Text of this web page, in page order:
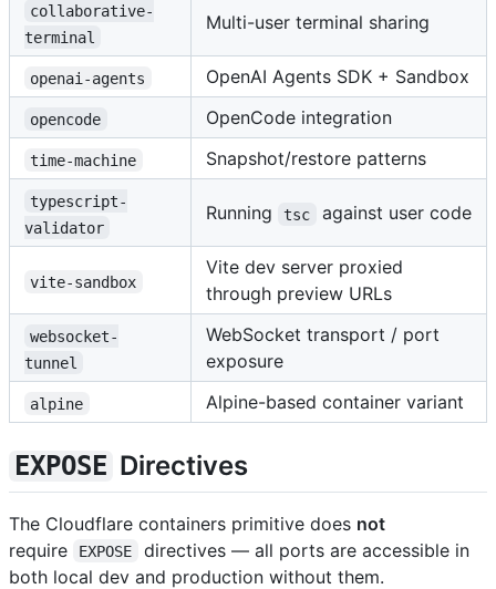
collaborative-
terminal
Multi-user terminal sharing
openai-agents OpenAI Agents SDK + Sandbox
opencode OpenCode integration
time-machine Snapshot/restore patterns
typescript-
validator
Running tsc against user code
vite-sandbox
Vite dev server proxied
through preview URLs
websocket-
tunnel
WebSocket transport / port
exposure
alpine Alpine-based container variant
EXPOSE Directives
The Cloudflare containers primitive does not
require
EXPOSE
directives — all ports are accessible in
both local dev and production without them.